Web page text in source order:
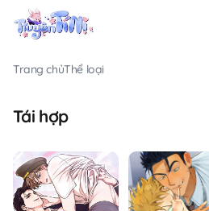
Trang chủThể loại
Tái hợp